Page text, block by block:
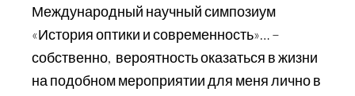
Международный научный симпозиум
«История оптики и современность»… –
собственно, вероятность оказаться в жизни
на подобном мероприятии для меня лично в